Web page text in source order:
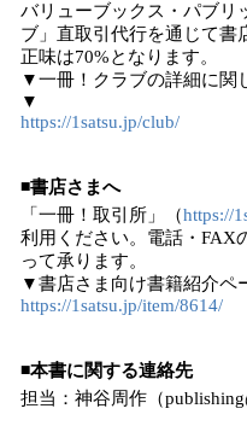
バリューブックス・パブリ
ブ」直取引代行を通じて書
正味は70%となります。
▼一冊！クラブの詳細に関
▼
https://1satsu.jp/club/
◾️書店さまへ
「一冊！取引所」（https://
利用ください。電話・FAX
って承ります。
▼書店さま向け書籍紹介ペ
https://1satsu.jp/item/8614/
◾️本書に関する連絡先
担当：神谷周作（